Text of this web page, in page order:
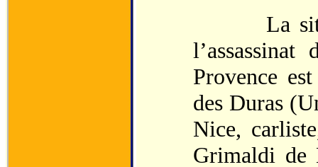
La
Provence
des Duras
Nice,
Grimaldi de